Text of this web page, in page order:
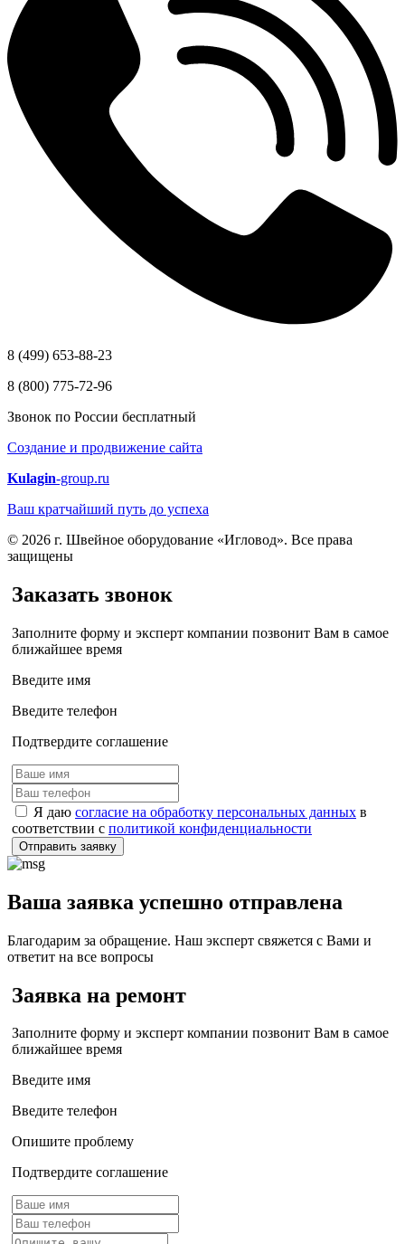
8 (499) 653-88-23
8 (800) 775-72-96
Звонок по России бесплатный
Создание и продвижение сайта
Kulagin-group.ru
Ваш кратчайший путь до успеха
© 2026 г. Швейное оборудование «Игловод». Все права
защищены
Заказать звонок
Заполните форму и эксперт компании позвонит Вам в самое
ближайшее время
Введите имя
Введите телефон
Подтвердите соглашение
Я даю согласие на обработку персональных данных в
соответствии с политикой конфиденциальности
Отправить заявку
Ваша заявка успешно отправлена
Благодарим за обращение. Наш эксперт свяжется с Вами и
ответит на все вопросы
Заявка на ремонт
Заполните форму и эксперт компании позвонит Вам в самое
ближайшее время
Введите имя
Введите телефон
Опишите проблему
Подтвердите соглашение